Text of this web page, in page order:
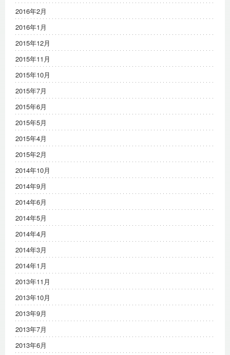
2016年2月
2016年1月
2015年12月
2015年11月
2015年10月
2015年7月
2015年6月
2015年5月
2015年4月
2015年2月
2014年10月
2014年9月
2014年6月
2014年5月
2014年4月
2014年3月
2014年1月
2013年11月
2013年10月
2013年9月
2013年7月
2013年6月